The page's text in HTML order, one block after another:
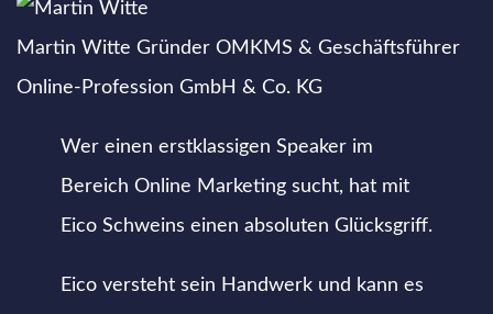
Martin Witte Gründer OMKMS & Geschäftsführer
Online-Profession GmbH & Co. KG
Wer einen erstklassigen Speaker im
Bereich Online Marketing sucht, hat mit
Eico Schweins einen absoluten Glücksgriff.
Eico versteht sein Handwerk und kann es